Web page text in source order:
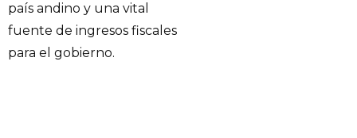
país andino y una vital
fuente de ingresos fiscales
para el gobierno.